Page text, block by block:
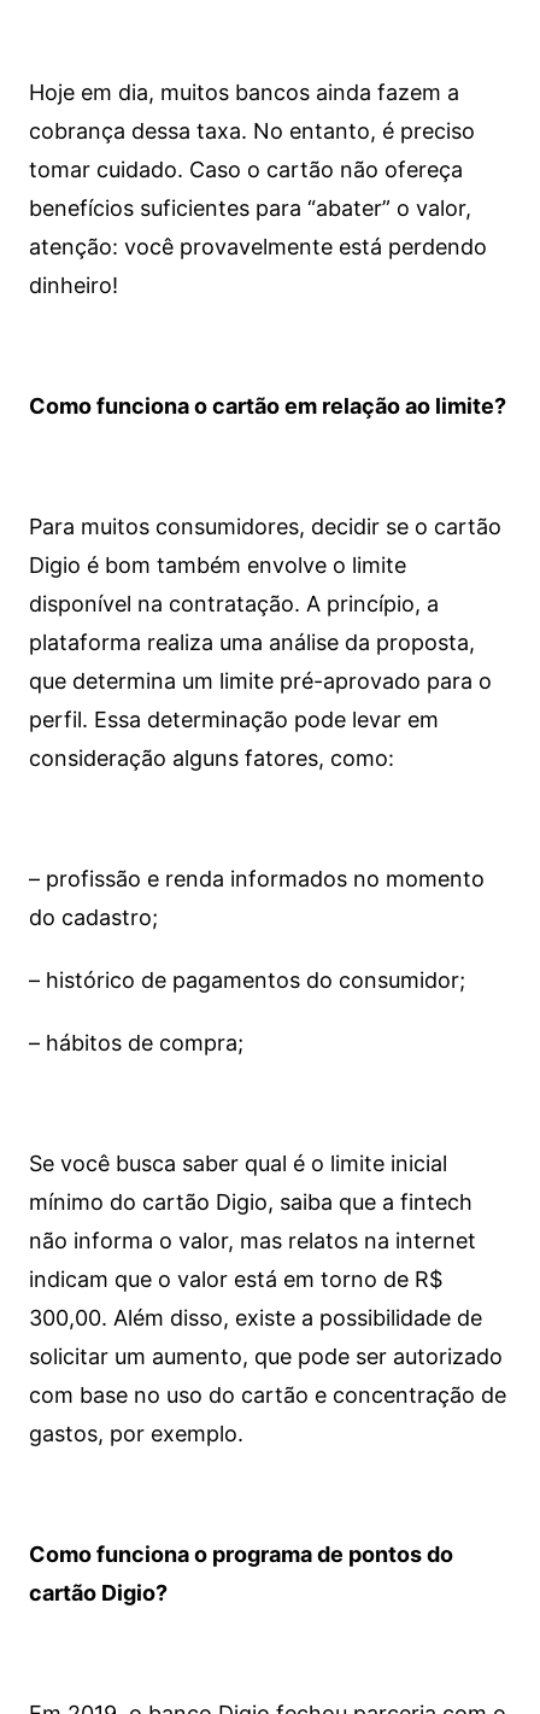
Hoje em dia, muitos bancos ainda fazem a
cobrança dessa taxa. No entanto, é preciso
tomar cuidado. Caso o cartão não ofereça
benefícios suficientes para “abater” o valor,
atenção: você provavelmente está perdendo
dinheiro!
Como funciona o cartão em relação ao limite?
Para muitos consumidores, decidir se o cartão
Digio é bom também envolve o limite
disponível na contratação. A princípio, a
plataforma realiza uma análise da proposta,
que determina um limite pré-aprovado para o
perfil. Essa determinação pode levar em
consideração alguns fatores, como:
– profissão e renda informados no momento
do cadastro;
– histórico de pagamentos do consumidor;
– hábitos de compra;
Se você busca saber qual é o limite inicial
mínimo do cartão Digio, saiba que a fintech
não informa o valor, mas relatos na internet
indicam que o valor está em torno de R$
300,00. Além disso, existe a possibilidade de
solicitar um aumento, que pode ser autorizado
com base no uso do cartão e concentração de
gastos, por exemplo.
Como funciona o programa de pontos do
cartão Digio?